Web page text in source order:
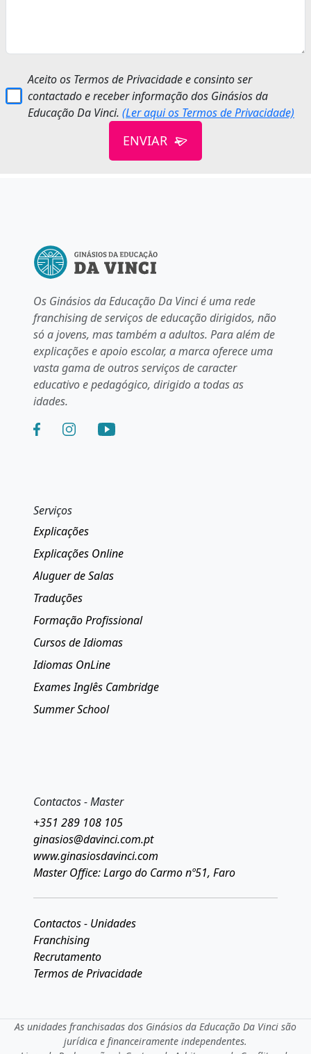
Aceito os Termos de Privacidade e consinto ser
contactado e receber informação dos Ginásios da
Educação Da Vinci.(Ler aqui os Termos de Privacidade)
ENVIAR
Os Ginásios da Educação Da Vinci é uma rede
franchising de serviços de educação dirigidos, não
só a jovens, mas também a adultos. Para além de
explicações e apoio escolar, a marca oferece uma
vasta gama de outros serviços de caracter
educativo e pedagógico, dirigido a todas as
idades.
Serviços
Explicações
Explicações Online
Aluguer de Salas
Traduções
Formação Profissional
Cursos de Idiomas
Idiomas OnLine
Exames Inglês Cambridge
Summer School
Contactos - Master
+351 289 108 105
ginasios@davinci.com.pt
www.ginasiosdavinci.com
Master Office: Largo do Carmo nº51, Faro
Contactos - Unidades
Franchising
Recrutamento
Termos de Privacidade
As unidades franchisadas dos Ginásios da Educação Da Vinci são
jurídica e financeiramente independentes.